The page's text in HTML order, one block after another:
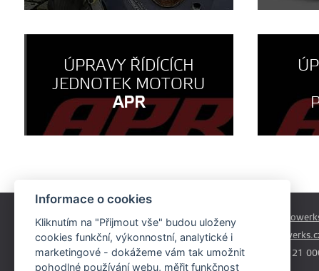
Informace o cookies
Kliknutím na "Přijmout vše" budou uloženy
cookies funkční, výkonnostní, analytické i
marketingové - dokážeme vám tak umožnit
pohodlné používání webu, měřit funkčnost
ÚPRAVY ŘÍDÍCÍCH
JEDNOTEK MOTORU
APR
Českobrodská 179
Praha - Běchovice
19011
+420 721 121